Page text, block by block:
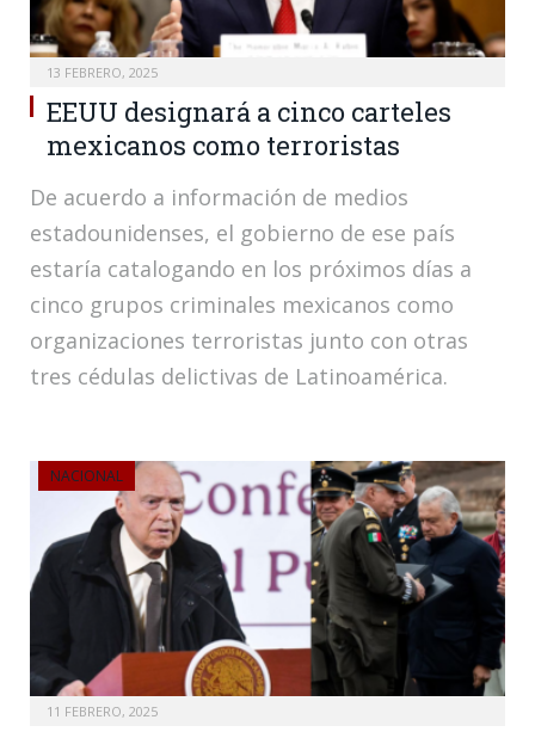
13 FEBRERO, 2025
EEUU designará a cinco carteles
mexicanos como terroristas
De acuerdo a información de medios
estadounidenses, el gobierno de ese país
estaría catalogando en los próximos días a
cinco grupos criminales mexicanos como
organizaciones terroristas junto con otras
tres cédulas delictivas de Latinoamérica.
NACIONAL
11 FEBRERO, 2025